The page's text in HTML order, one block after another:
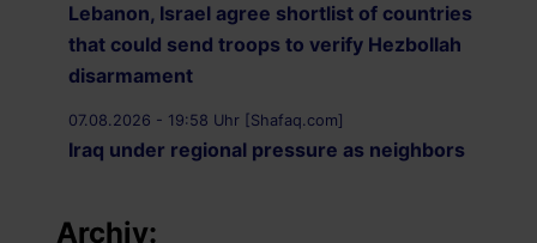
Lebanon, Israel agree shortlist of countries
that could send troops to verify Hezbollah
disarmament
07.08.2026 - 19:58 Uhr [Shafaq.com]
Iraq under regional pressure as neighbors
07.08.2026 - 19:49 Uhr [Middle East Eye]
Archiv: